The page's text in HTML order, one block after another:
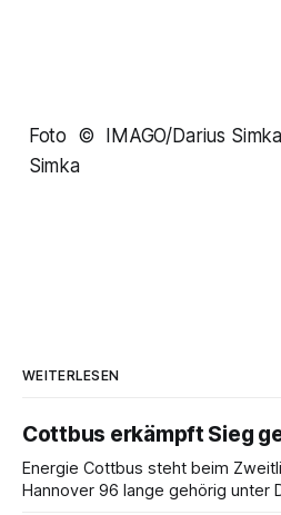
Foto © IMAGO/Darius
Simka
WEITERLESEN
Cottbus erkämpft Sieg
Energie Cottbus steht beim
Hannover 96 lange gehörig unter